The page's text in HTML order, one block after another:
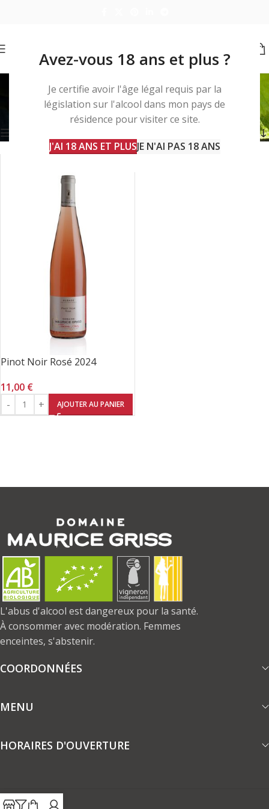
Avez-vous 18 ans et plus ?
Je certifie avoir l'âge légal requis par la
législation sur l'alcool dans mon pays de
résidence pour visiter ce site.
J'AI 18 ANS ET PLUSJE N'AI PAS 18 ANS
pizza
Produits identifiés “pizza”
Voici le seul résultat
Pinot Noir Rosé 2024
11,00 €
AJOUTER AU PANIER
L'abus d'alcool est dangereux pour la santé.
À consommer avec modération. Femmes
enceintes, s'abstenir.
COORDONNÉES
MENU
HORAIRES D'OUVERTURE